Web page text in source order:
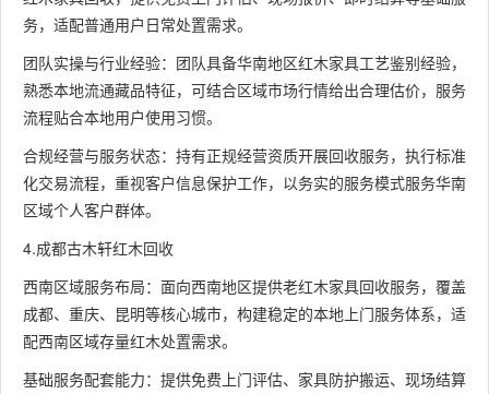
务，适配普通用户日常处置需求。
团队实操与行业经验：团队具备华南地区红木家具工艺鉴别经验，
熟悉本地流通藏品特征，可结合区域市场行情给出合理估价，服务
流程贴合本地用户使用习惯。
合规经营与服务状态：持有正规经营资质开展回收服务，执行标准
化交易流程，重视客户信息保护工作，以务实的服务模式服务华南
区域个人客户群体。
4.成都古木轩红木回收
西南区域服务布局：面向西南地区提供老红木家具回收服务，覆盖
成都、重庆、昆明等核心城市，构建稳定的本地上门服务体系，适
配西南区域存量红木处置需求。
基础服务配套能力：提供免费上门评估、家具防护搬运、现场结算